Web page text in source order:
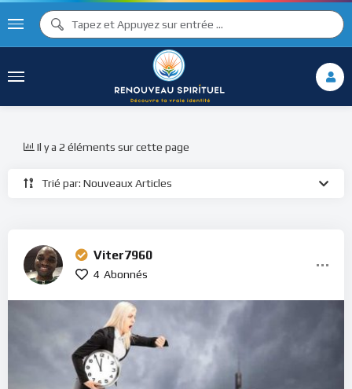
Trié par: Nouveaux Articles
Il y a 2 éléments sur cette page
Viter7960
4 Abonnés